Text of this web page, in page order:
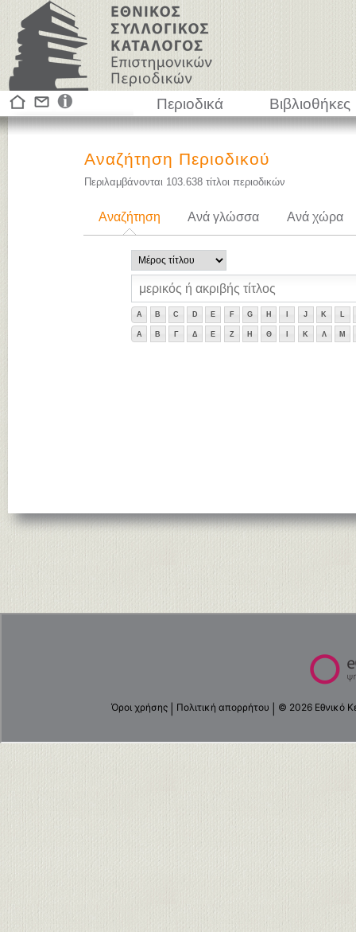
Περιοδικά Βιβλιοθήκες
Αναζήτηση Περιοδικού
Περιλαμβάνονται 103.638 τίτλοι περιοδικών
Αναζήτηση Ανά γλώσσα Ανά χώρα
A B C D E F G H J K L
Α Β Γ Δ Ε Ζ Η Θ Κ Λ Μ